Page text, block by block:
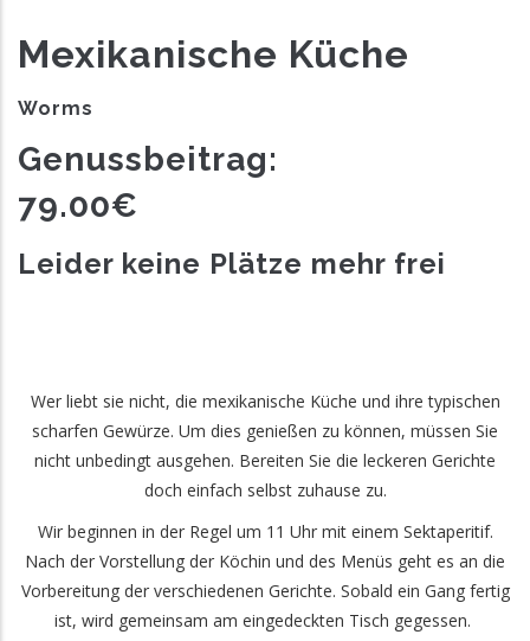
Mexikanische Küche
Worms
Genussbeitrag:
79.00€
Leider keine Plätze mehr frei
Wer liebt sie nicht, die mexikanische Küche und ihre typischen
scharfen Gewürze. Um dies genießen zu können, müssen Sie
nicht unbedingt ausgehen. Bereiten Sie die leckeren Gerichte
doch einfach selbst zuhause zu.
Wir beginnen in der Regel um 11 Uhr mit einem Sektaperitif.
Nach der Vorstellung der Köchin und des Menüs geht es an die
Vorbereitung der verschiedenen Gerichte. Sobald ein Gang fertig
ist, wird gemeinsam am eingedeckten Tisch gegessen.